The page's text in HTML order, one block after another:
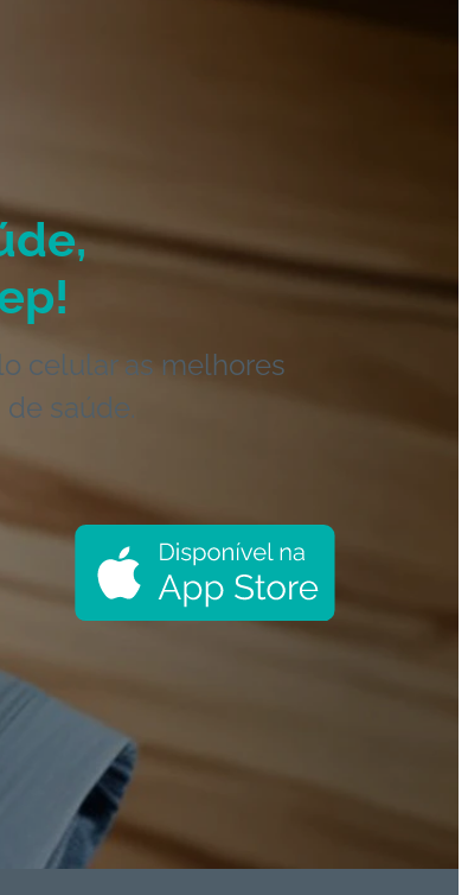
celular as melhores
saúde.